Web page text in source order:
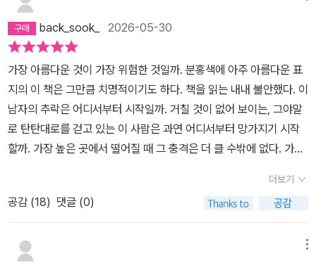
라고만 부르기에 불충분하다고 여겨졌다. 이것은 사회적으로 문제가
없지만 스스로 기만적이라고 여겨지는 자아를 버리고, 사회의 요구에
배치되지만 ‘진정한 나’로 인정할 수 있는 자아를 찾은 사람의 이야기
이다. 물론 저 사회적 자아를 계속 ‘연기’하고 있으면서 진짜 나와 가
짜 나 사이의 갈등도 소설의 일부 내용을 이루지만,저 ‘연기’는 진짜
나로 살 수 있는 시간과공간을 유지하기 위한 방편이라는 점에서 그
갈등마저 점점 사라져간다. 그리하여 자식의 죽음을 눈 앞에서보게
되는 비극을 겪으면서도 주인공은 상당히 차분하다. 이 비극 앞에서
‘시간을 되돌려서 (네가) 스스로목숨을 끊어야 했어!’라고 외치는 사
람은 주인공이 아니라 역시 자식을 잃은 그의 부인이다. 주인공은 후
산다. 감관을 가진 인간이 인간답게 살 수 있는 길을 찾았는데, 그길이
back_sook_ 2026-05-30
가장 아름다운 것이 가장 위험한 것일까. 분홍색에 아주 아름다운 표
지의 이 책은 그만큼 치명적이기도 하다. 책을 읽는 내내 불안했다. 이
남자의 추락은 어디서부터 시작일까. 거칠 것이 없어 보이는, 그야말
로 탄탄대로를 걷고 있는 이 사람은 과연 어디서부터 망가지기 시작
할까. 가장 높은 곳에서 떨어질 때 그 충격은 더 클 수밖에 없다. 가장
온 것만 같다. 모두가 잘못된 길을 걷고 있다는 것을 알고 있지만 누구
도 말릴 수가 없다. 하필 또 잔인하게 소설은 1인칭 시점이다. ‘나’를
붙잡고 싶은 마음을 갖고 있으면서도 그의 감정과 행동을 따라 강하
게 끌려갈 수 밖에 없다.⠀내 야망은 모두 이루어졌다. 모두 나 자신의
더보기
공감 (18) 댓글 (0)